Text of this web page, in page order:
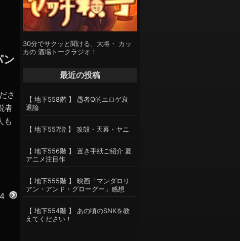
ン
さ
者
も
30分でサクッと聞ける、大将・ カッ
カの 酒場トークラジオ！
最近の投稿
【 地下558階 】 愚者Q的エロゲ衰
退論
【 地下557階 】 攻殻・天幕・ヤニ
【 地下556階 】 置き手紙ご紹介 夏
アニメ注目作
【 地下555階 】 映画「マンダロリ
アン・アンド・グローグー」感想
【 地下554階 】 あの頃のSNKを教
えてください！